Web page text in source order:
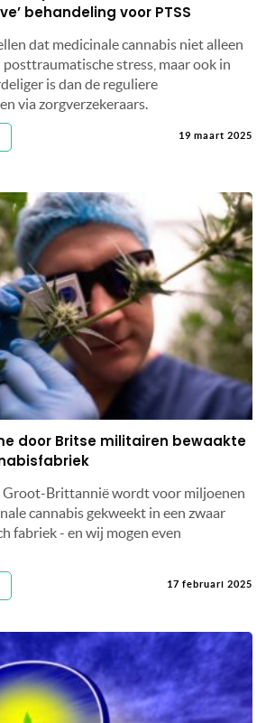
behandeling voor PTSS
dat medicinale cannabis niet alleen
stress, maar ook in
is dan de reguliere
via zorgverzekeraars.
19 maart 2025
door Britse militairen bewaakte
Groot-Brittannië wordt voor miljoenen
cannabis gekweekt in een zwaar
fabriek - en wij mogen even
17 februari 2025